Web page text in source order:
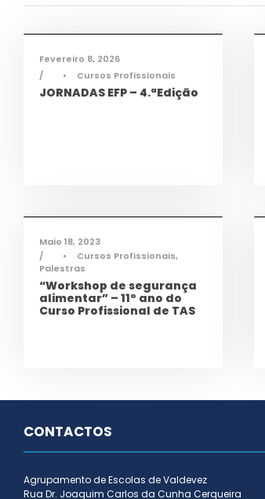
TMEC,TQA
Fevereiro 8, 2026
•
Cursos Profissionais
JORNADAS EFP – 4.ªEdição
Maio 18, 2023
•
Cursos Profissionais,
Palestras
“Workshop de segurança
alimentar” – 11º ano do
Curso Profissional de TAS
CONTACTOS
Agrupamento de Escolas de Valdevez
Rua Dr. Joaquim Carlos da Cunha Cerqueira